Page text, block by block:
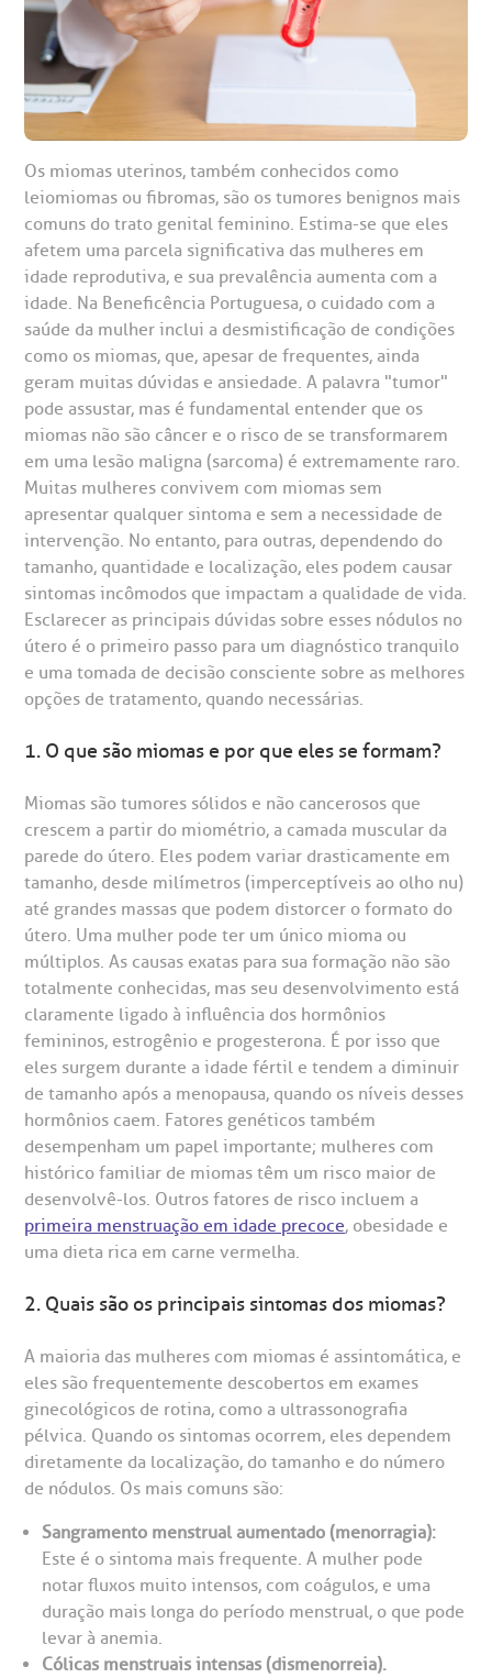
de consultas e exames
in antecipado
de exames
de Exames
SAC
A BP conta com você para melhorar sempre a qualidade do
atendimento e dos serviços prestados.
A Ouvidoria e SAC são canais para você, cliente da BP, tirar
suas dúvidas, registrar suas reclamações ou fazer elogios
relacionados ao nosso atendimento e aos nossos serviços.
Horário de atendimento: 2ª a 6ª feira das 7h às 18h
(11)3505-1000
ouvidoria@bp.org.br
Fale Conosco
Hospital BP
Saiba mais
Endereço:
Rua Maestro Cardim, 769
CEP: 01323-001 | Bela Vista
São Paulo - SP
BP Mirante
Saiba mais
R. Martiniano de Carvalho, 965
CEP: 01323-001 | Bela Vista
São Paulo - SP
Clínica Medicina da Mulher
Saiba mais
Endereço:
R. Colômbia, 332
São Paulo - SP
e Pesquisa
do médico
de conduta
Financeiras
social da BP
corporativa
social
a BP
Conosco
de Benchmarking
de Bioética
Telemedicina BP
Teleinterconsulta
Centro de Doenças Autoimunes
de atendimento
de Infarto SUS
de Visita
socorro
de cópia de prontuário médico
de orçamento particular
de veracidade de atestado
atendimento
Cirurgia
frequentes
de Sangue
de cuidado
e perdidos
de Oncologia e Hematologia
de Excelência em Neurologia e
de Excelência em Ortopedia
especialidades
Os miomas uterinos, também conhecidos como
leiomiomas ou fibromas, são os tumores benignos mais
comuns do trato genital feminino. Estima-se que eles
afetem uma parcela significativa das mulheres em
idade reprodutiva, e sua prevalência aumenta com a
idade. Na Beneficência Portuguesa, o cuidado com a
saúde da mulher inclui a desmistificação de condições
como os miomas, que, apesar de frequentes, ainda
geram muitas dúvidas e ansiedade. A palavra "tumor"
pode assustar, mas é fundamental entender que os
miomas não são câncer e o risco de se transformarem
em uma lesão maligna (sarcoma) é extremamente raro.
Muitas mulheres convivem com miomas sem
apresentar qualquer sintoma e sem a necessidade de
intervenção. No entanto, para outras, dependendo do
tamanho, quantidade e localização, eles podem causar
sintomas incômodos que impactam a qualidade de vida.
Esclarecer as principais dúvidas sobre esses nódulos no
útero é o primeiro passo para um diagnóstico tranquilo
e uma tomada de decisão consciente sobre as melhores
opções de tratamento, quando necessárias.
1. O que são miomas e por que eles se formam?
Miomas são tumores sólidos e não cancerosos que
crescem a partir do miométrio, a camada muscular da
parede do útero. Eles podem variar drasticamente em
tamanho, desde milímetros (imperceptíveis ao olho nu)
até grandes massas que podem distorcer o formato do
útero. Uma mulher pode ter um único mioma ou
múltiplos. As causas exatas para sua formação não são
totalmente conhecidas, mas seu desenvolvimento está
claramente ligado à influência dos hormônios
femininos, estrogênio e progesterona. É por isso que
eles surgem durante a idade fértil e tendem a diminuir
de tamanho após a menopausa, quando os níveis desses
hormônios caem. Fatores genéticos também
desempenham um papel importante; mulheres com
histórico familiar de miomas têm um risco maior de
desenvolvê-los. Outros fatores de risco incluem a
primeira menstruação em idade precoce, obesidade e
uma dieta rica em carne vermelha.
2. Quais são os principais sintomas dos miomas?
A maioria das mulheres com miomas é assintomática, e
eles são frequentemente descobertos em exames
ginecológicos de rotina, como a ultrassonografia
pélvica. Quando os sintomas ocorrem, eles dependem
diretamente da localização, do tamanho e do número
de nódulos. Os mais comuns são:
Sangramento menstrual aumentado (menorragia):
Este é o sintoma mais frequente. A mulher pode
notar fluxos muito intensos, com coágulos, e uma
duração mais longa do período menstrual, o que pode
levar à anemia.
Cólicas menstruais intensas (dismenorreia).